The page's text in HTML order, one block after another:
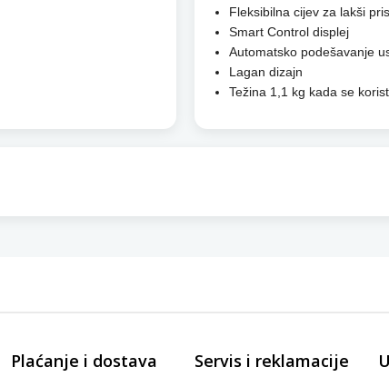
Fleksibilna cijev za lakši
Smart Control displej
Automatsko podešavanje
Lagan dizajn
Težina 1,1 kg kada se
Plaćanje i dostava Servis i reklamacije